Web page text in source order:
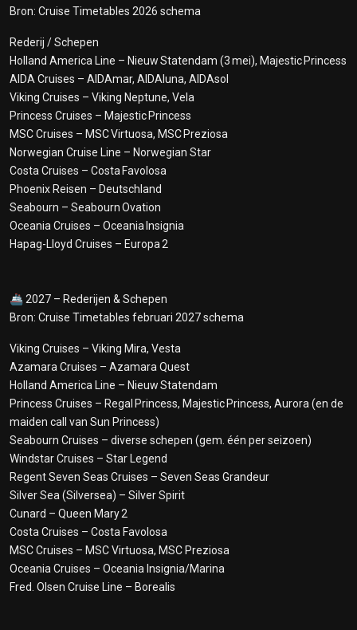
Bron: Cruise Timetables 2026 schema
Rederij / Schepen
Holland America Line – Nieuw Statendam (3 mei), Majestic Princess
AIDA Cruises – AIDAmar, AIDAluna, AIDAsol
Viking Cruises – Viking Neptune, Vela
Princess Cruises – Majestic Princess
MSC Cruises – MSC Virtuosa, MSC Preziosa
Norwegian Cruise Line – Norwegian Star
Costa Cruises – Costa Favolosa
Phoenix Reisen – Deutschland
Seabourn – Seabourn Ovation
Oceania Cruises – Oceania Insignia
Hapag-Lloyd Cruises – Europa 2
🚢 2027 – Rederijen & Schepen
Bron: Cruise Timetables februari 2027 schema
Viking Cruises – Viking Mira, Vesta
Azamara Cruises – Azamara Quest
Holland America Line – Nieuw Statendam
Princess Cruises – Regal Princess, Majestic Princess, Aurora (en de
maiden call van Sun Princess)
Seabourn Cruises – diverse schepen (gem. één per seizoen)
Windstar Cruises – Star Legend
Regent Seven Seas Cruises – Seven Seas Grandeur
Silver Sea (Silversea) – Silver Spirit
Cunard – Queen Mary 2
Costa Cruises – Costa Favolosa
MSC Cruises – MSC Virtuosa, MSC Preziosa
Oceania Cruises – Oceania Insignia/Marina
Fred. Olsen Cruise Line – Borealis